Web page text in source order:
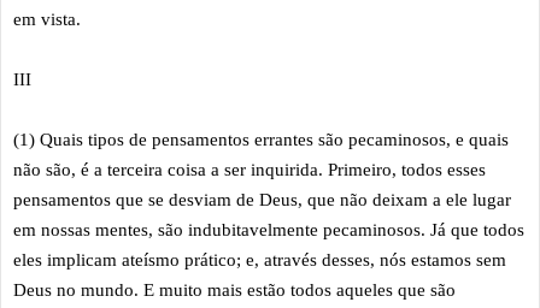
em vista.
III
(1) Quais tipos de pensamentos errantes são pecaminosos, e quais
não são, é a terceira coisa a ser inquirida. Primeiro, todos esses
pensamentos que se desviam de Deus, que não deixam a ele lugar
em nossas mentes, são indubitavelmente pecaminosos. Já que todos
eles implicam ateísmo prático; e, através desses, nós estamos sem
Deus no mundo. E muito mais estão todos aqueles que são